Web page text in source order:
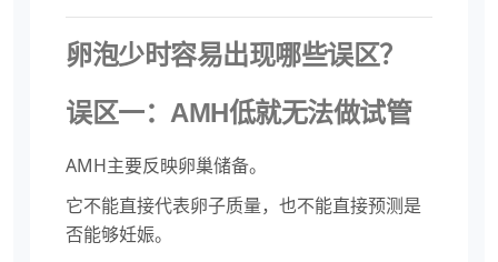
卵泡少时容易出现哪些误区？
误区一：AMH低就无法做试管
AMH主要反映卵巢储备。
它不能直接代表卵子质量，也不能直接预测是
否能够妊娠。